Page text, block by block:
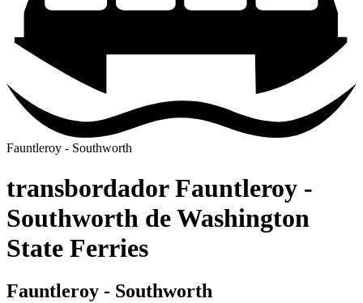
Fauntleroy - Southworth
transbordador Fauntleroy -
Southworth de Washington
State Ferries
Fauntleroy - Southworth